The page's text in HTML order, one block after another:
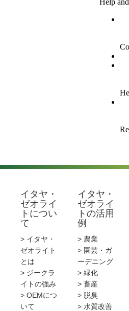
イタヤ・
ゼオライ
トについ
て
> イタヤ・
ゼオライト
とは
> ジークラ
イトの強み
> OEMにつ
いて
イタヤ・
ゼオライ
トの活用
例
> 農業
> 園芸・ガ
ーデニング
> 緑化
> 畜産
> 脱臭
> 水質改善